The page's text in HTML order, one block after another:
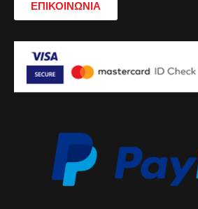
ΕΠΙΚΟΙΝΩΝΙΑ